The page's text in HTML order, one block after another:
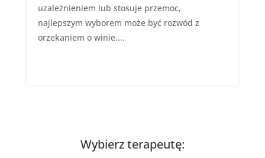
uzależnieniem lub stosuje przemoc,
najlepszym wyborem może być rozwód z
orzekaniem o winie....
Wybierz terapeutę: